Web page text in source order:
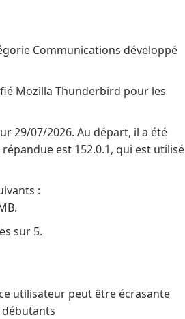
Communications développé
Mozilla Thunderbird pour les
29/07/2026. Au départ, il a été
est 152.0.1, qui est utilisé
:
sur 5.
utilisateur peut être écrasante